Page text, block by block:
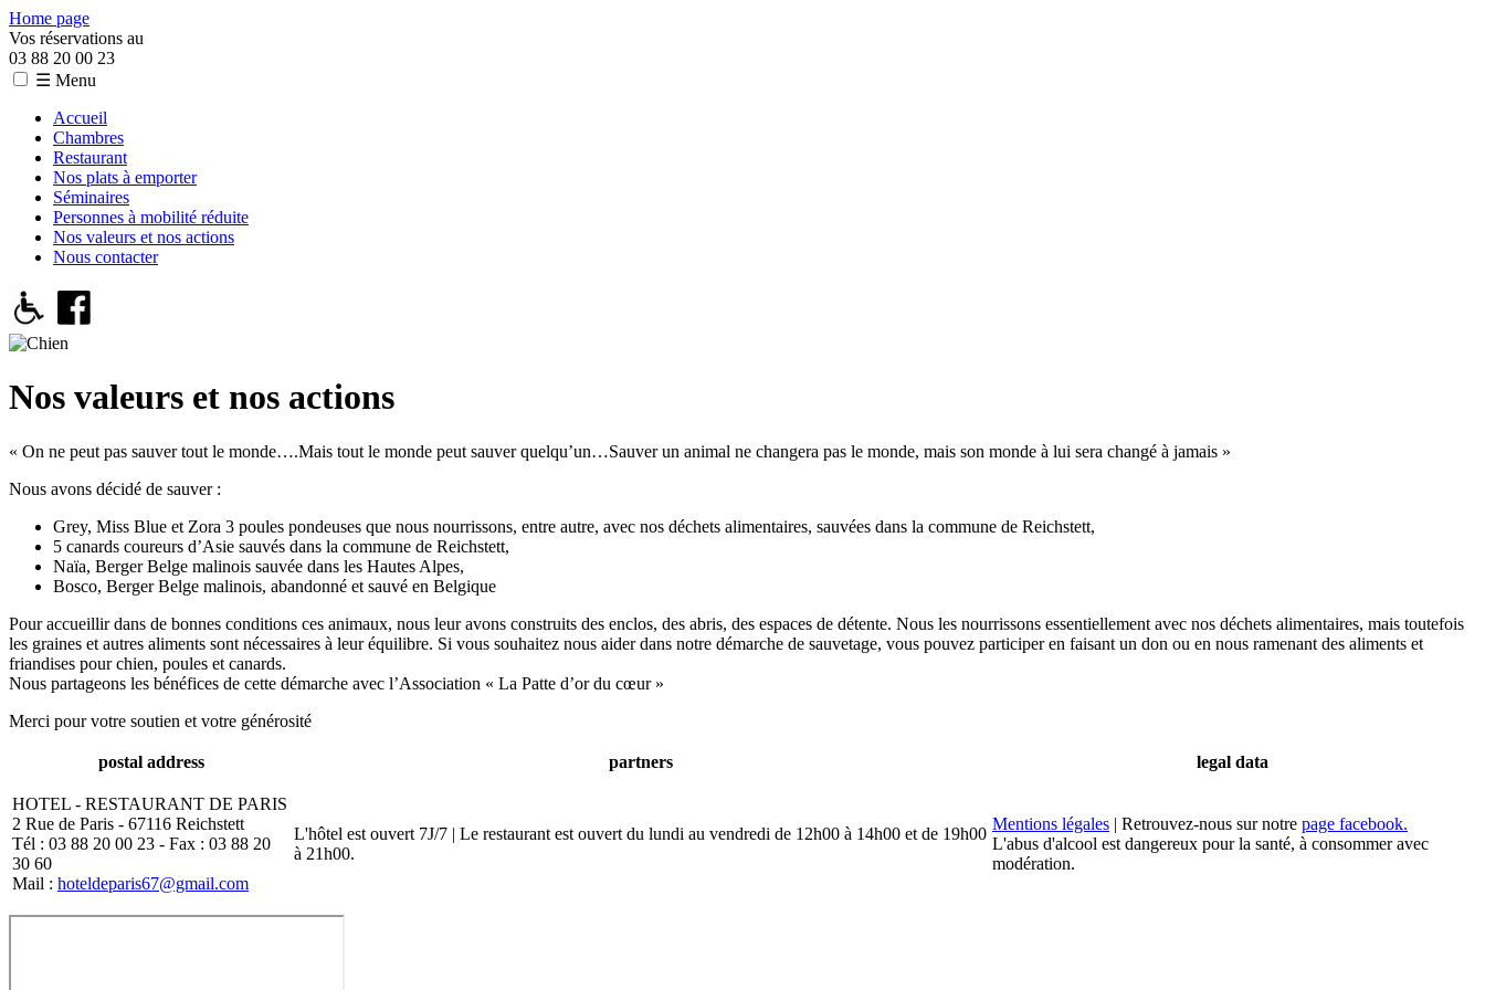
Home page
Vos réservations au
03 88 20 00 23
☰ Menu
Accueil
Chambres
Restaurant
Nos plats à emporter
Séminaires
Personnes à mobilité réduite
Nos valeurs et nos actions
Nous contacter
Nos valeurs et nos actions
« On ne peut pas sauver tout le monde….Mais tout le monde peut sauver quelqu’un…Sauver un animal ne changera pas le monde, mais son monde à lui sera changé à jamais »
Nous avons décidé de sauver :
Grey, Miss Blue et Zora 3 poules pondeuses que nous nourrissons, entre autre, avec nos déchets alimentaires, sauvées dans la commune de Reichstett,
5 canards coureurs d’Asie sauvés dans la commune de Reichstett,
Naïa, Berger Belge malinois sauvée dans les Hautes Alpes,
Bosco, Berger Belge malinois, abandonné et sauvé en Belgique
Pour accueillir dans de bonnes conditions ces animaux, nous leur avons construits des enclos, des abris, des espaces de détente. Nous les nourrissons essentiellement avec nos déchets alimentaires, mais toutefois
les graines et autres aliments sont nécessaires à leur équilibre. Si vous souhaitez nous aider dans notre démarche de sauvetage, vous pouvez participer en faisant un don ou en nous ramenant des aliments et
friandises pour chien, poules et canards.
Nous partageons les bénéfices de cette démarche avec l’Association « La Patte d’or du cœur »
Merci pour votre soutien et votre générosité
postal address partners legal data
HOTEL - RESTAURANT DE PARIS
2 Rue de Paris - 67116 Reichstett
Tél : 03 88 20 00 23 - Fax : 03 88 20
30 60
Mail : hoteldeparis67@gmail.com
L'hôtel est ouvert 7J/7 | Le restaurant est ouvert du lundi au vendredi de 12h00 à 14h00 et de 19h00
à 21h00.
Mentions légales | Retrouvez-nous sur notre page facebook.
L'abus d'alcool est dangereux pour la santé, à consommer avec
modération.